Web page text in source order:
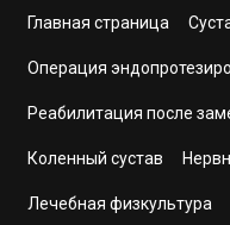
Главная страница
Операция
Реабилитация после
Коленный сустав
Лечебная физкультура